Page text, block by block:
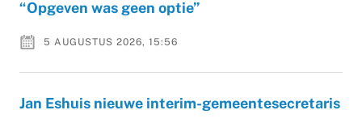
“Opgeven was geen optie”
5 AUGUSTUS 2026, 15:56
Jan Eshuis nieuwe interim-gemeentesecretaris